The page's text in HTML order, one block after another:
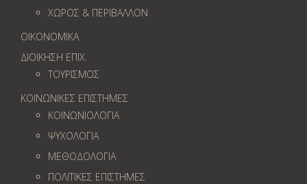
ΧΩΡΟΣ & ΠΕΡΙΒΑΛΛΟΝ
ΟΙΚΟΝΟΜΙΚΑ
ΔΙΟΙΚΗΣΗ ΕΠΙΧ.
ΤΟΥΡΙΣΜΟΣ
ΚΟΙΝΩΝΙΚΕΣ ΕΠΙΣΤΗΜΕΣ
ΚΟΙΝΩΝΙΟΛΟΓΙΑ
ΨΥΧΟΛΟΓΙΑ
ΜΕΘΟΔΟΛΟΓΙΑ
ΠΟΛΙΤΙΚΕΣ ΕΠΙΣΤΗΜΕΣ